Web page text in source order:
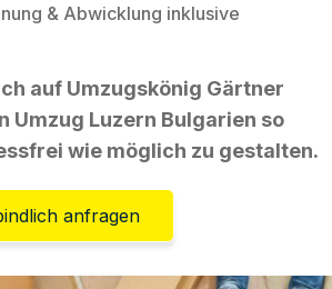
& Abwicklung inklusive
auf Umzugskönig Gärtner
Umzug Luzern Bulgarien so
wie möglich zu gestalten.
anfragen